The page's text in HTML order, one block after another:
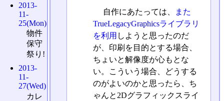
自作にあたっては、
また
TrueLegacyGraphicsライブラリ
を利用 しようと思ったのだ
が、印刷を目的とする場合、
ちょいと解像度が心もとな
い。こういう場合、どうする
のがよいのかと思ったら、ち
ゃんと2Dグラフィックスライ
2013-
11-
25(Mon)
物件
保守
祭り!
2013-
11-
27(Wed)
カレ